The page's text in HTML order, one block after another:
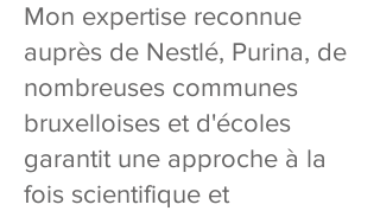
Mon expertise reconnue
auprès de Nestlé, Purina, de
nombreuses communes
bruxelloises et d'écoles
garantit une approche à la
fois scientifique et